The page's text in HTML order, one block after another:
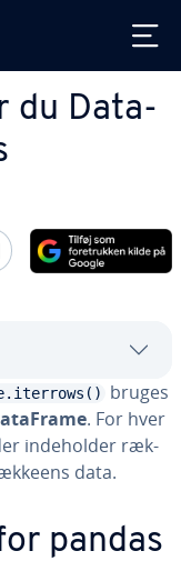
du Da­ta­
Twitter
Del på LinkedIn
bruges
. For hver
in­de­hol­der ræk­
data.
pandas